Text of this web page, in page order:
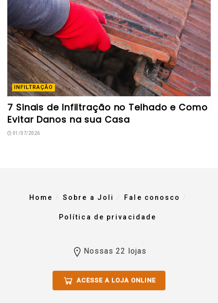
INFILTRAÇÃO
7 Sinais de Infiltração no Telhado e Como
Evitar Danos na sua Casa
01/07/2026
Home Sobre a Joli Fale conosco
Política de privacidade
Nossas 22 lojas
ACESSE A LOJA ONLINE